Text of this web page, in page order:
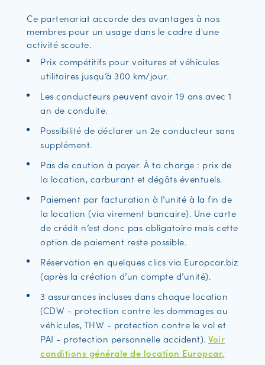
Ce partenariat accorde des avantages à nos
membres pour un usage dans le cadre d'une
activité scoute.
Prix compétitifs pour voitures et véhicules
utilitaires jusqu’à 300 km/jour.
Les conducteurs peuvent avoir 19 ans avec 1
an de conduite.
Possibilité de déclarer un 2e conducteur sans
supplément.
Pas de caution à payer. À ta charge : prix de
la location, carburant et dégâts éventuels.
Paiement par facturation à l’unité à la fin de
la location (via virement bancaire). Une carte
de crédit n’est donc pas obligatoire mais cette
option de paiement reste possible.
Réservation en quelques clics via Europcar.biz
(après la création d’un compte d’unité).
3 assurances incluses dans chaque location
(CDW - protection contre les dommages au
véhicules, THW - protection contre le vol et
PAI - protection personnelle accident). Voir
conditions générale de location Europcar.